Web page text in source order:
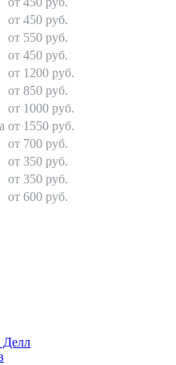
от 450 руб.
от 550 руб.
от 450 руб.
от 1200 руб.
от 850 руб.
от 1000 руб.
от 1550 руб.
от 700 руб.
от 350 руб.
от 350 руб.
от 600 руб.
Делл